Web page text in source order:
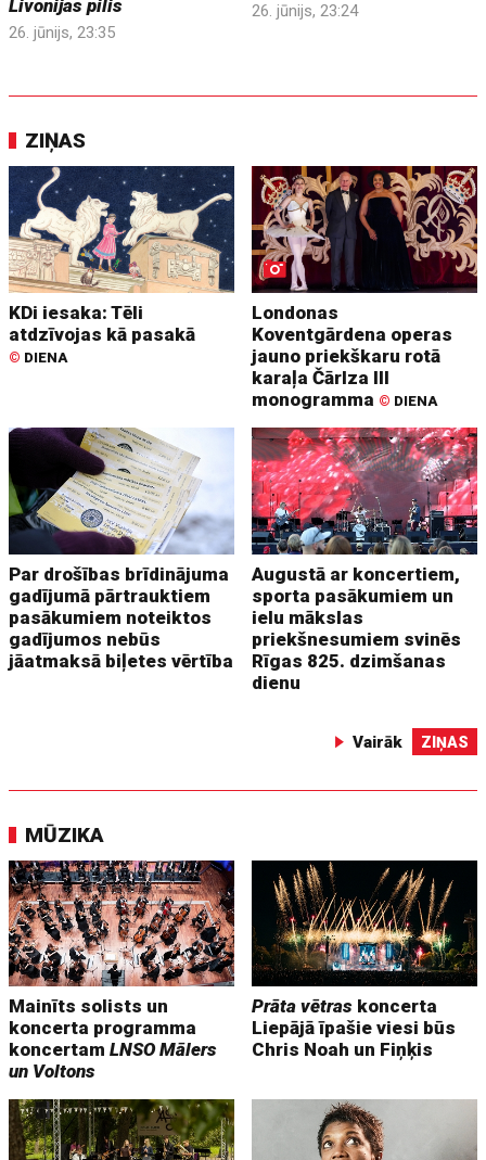
Livonijas pilis
26. jūnijs, 23:35
26. jūnijs, 23:24
ZIŅAS
KDi iesaka: Tēli
atdzīvojas kā pasakā
© DIENA
Londonas
Koventgārdena operas
jauno priekškaru rotā
karaļa Čārlza III
monogramma © DIENA
Par drošības brīdinājuma
gadījumā pārtrauktiem
pasākumiem noteiktos
gadījumos nebūs
jāatmaksā biļetes vērtība
Augustā ar koncertiem,
sporta pasākumiem un
ielu mākslas
priekšnesumiem svinēs
Rīgas 825. dzimšanas
dienu
Vairāk ZIŅAS
MŪZIKA
Mainīts solists un
koncerta programma
koncertamLNSO Mālers
un Voltons
Prāta vētras koncerta
Liepājā īpašie viesi būs
Chris Noah un Fiņķis